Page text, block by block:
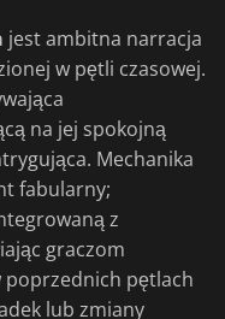
jest ambitna narracja
w pętli czasowej.
na jej spokojną
Mechanika
fabularny;
z
graczom
poprzednich pętlach
lub zmiany